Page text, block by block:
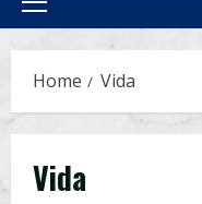
Primary
Home Vida
Vida